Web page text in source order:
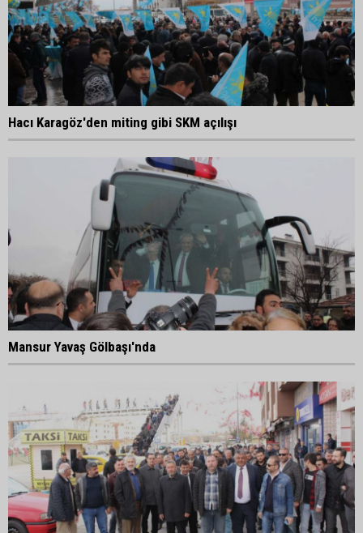
Hacı Karagöz'den miting gibi SKM açılışı
Mansur Yavaş Gölbaşı'nda